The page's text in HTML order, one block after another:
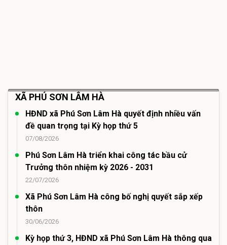
XÃ PHÚ SƠN LÂM HÀ
HĐND xã Phú Sơn Lâm Hà quyết định nhiều vấn
đề quan trọng tại Kỳ họp thứ 5
07/08/2026
Phú Sơn Lâm Hà triển khai công tác bầu cử
Trưởng thôn nhiệm kỳ 2026 - 2031
22/07/2026
Xã Phú Sơn Lâm Hà công bố nghị quyết sắp xếp
thôn
30/06/2026
Kỳ họp thứ 3, HĐND xã Phú Sơn Lâm Hà thông qua